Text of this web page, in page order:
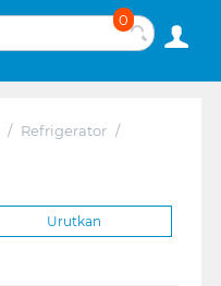
0
/ Refrigerator /
Urutkan